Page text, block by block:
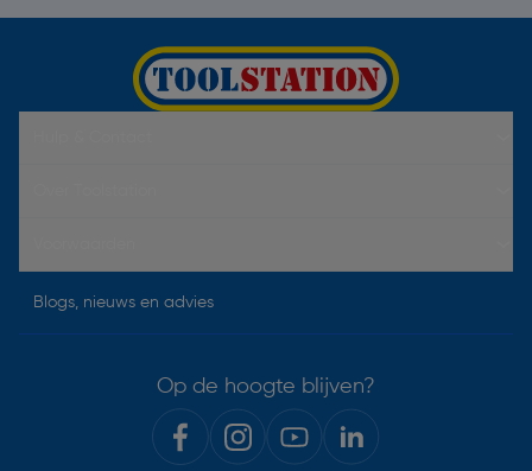
Blogs, nieuws en advies
Op de hoogte blijven?